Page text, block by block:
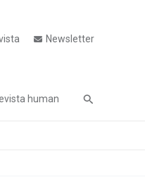
Newsletter
human Pesquisa